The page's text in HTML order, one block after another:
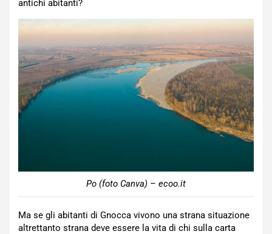
antichi abitanti?
Po (foto Canva) – ecoo.it
Ma se gli abitanti di Gnocca vivono una strana situazione
altrettanto strana deve essere la vita di chi sulla carta